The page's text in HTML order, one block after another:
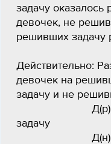
задачу оказалось
девочек, не
решивших задачу
Действительно:
девочек на
задачу и не
Д(р) -
задачу
Д(н) -